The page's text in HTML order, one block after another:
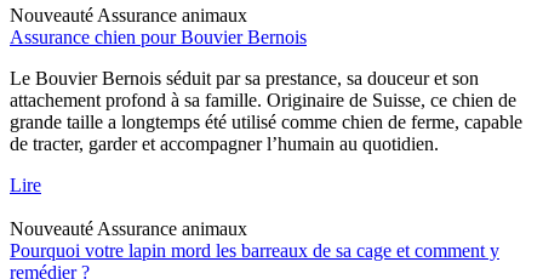
Nouveauté Assurance animaux
Assurance chien pour Bouvier Bernois
Le Bouvier Bernois séduit par sa prestance, sa douceur et son
attachement profond à sa famille. Originaire de Suisse, ce chien de
grande taille a longtemps été utilisé comme chien de ferme, capable
de tracter, garder et accompagner l’humain au quotidien.
Lire
Nouveauté Assurance animaux
Pourquoi votre lapin mord les barreaux de sa cage et comment y
remédier ?